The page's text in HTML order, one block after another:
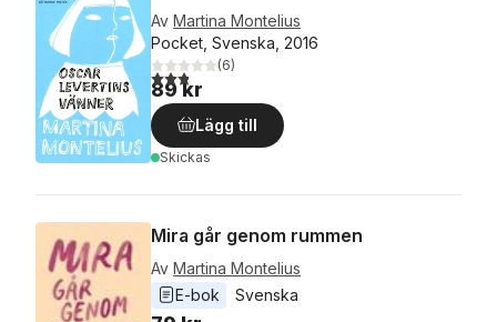
Av Martina Montelius
Pocket, Svenska, 2016
2,8utav 5 stjärnor. Totalt antal röster:
(6)
89 kr
Lägg till
Skickas
Mira går genom rummen
Av Martina Montelius
E-bok
Svenska